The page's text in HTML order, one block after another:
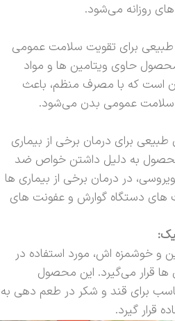
های روزانه می‌شود.
طبیعی برای تقویت سلامت عمومی
حاوی ویتامین ها و مواد
است که با مصرف منظم، باعث
عمومی بدن می‌شود.
طبیعی برای درمان برخی از بیماری
محصول به دلیل داشتن خواص ضد
در درمان برخی از بیماری ها
های دستگاه گوارش و عفونت های
و خوشمزه اش، مورد استفاده در
قرار می‌گیرد. این محصول
برای قند و شکر در طعم دهی به
قرار گیرد.